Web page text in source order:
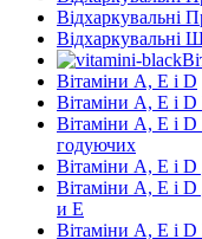
Відхаркувальні
Відхаркувальні
Вітаміни А, Е і D
Вітаміни А, Е і
Вітаміни А, Е і D
годуючих
Вітаміни А, Е і
Вітаміни А, Е і D
и E
Вітаміни А, Е і